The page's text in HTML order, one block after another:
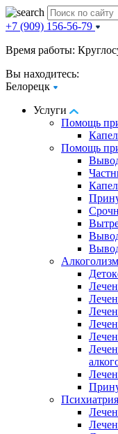
+7 (909) 156-56-79
Время работы:
Вы находитесь:
Белорецк
Услуги
Помощь
Помощь
Алкоголизм
Психиатрия